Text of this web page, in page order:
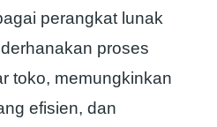
perangkat lunak
proses
toko, memungkinkan
efisien, dan